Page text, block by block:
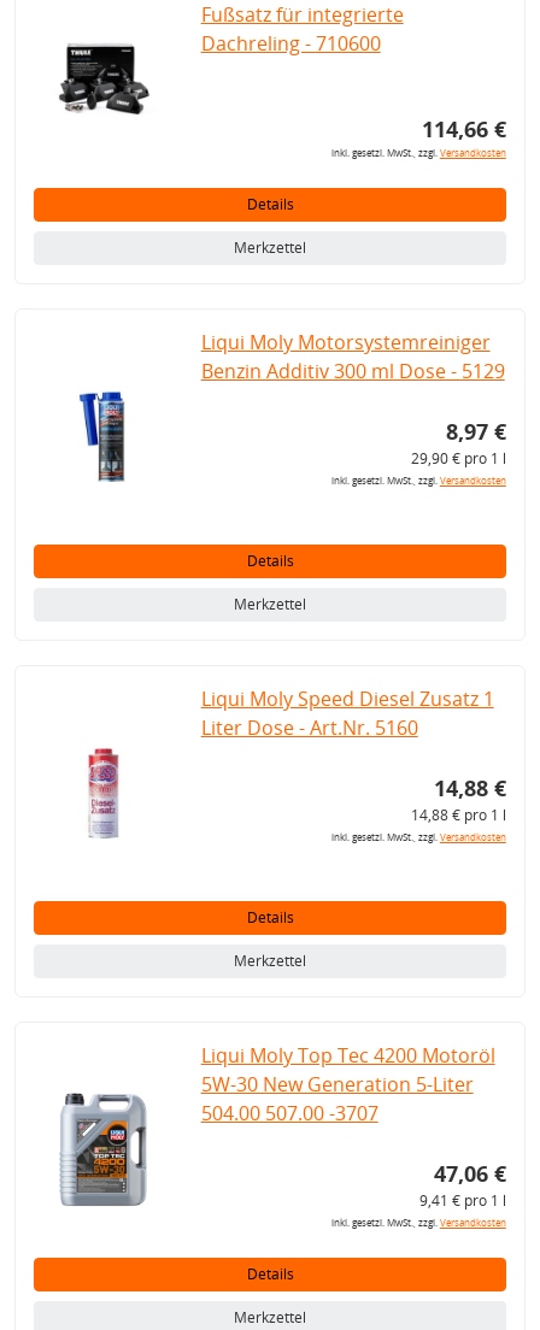
Fußsatz für integrierte
Dachreling - 710600
114,66 €
inkl. gesetzl. MwSt., zzgl.Versandkosten
Details
Merkzettel
Liqui Moly Motorsystemreiniger
Benzin Additiv 300 ml Dose - 5129
8,97 €
29,90 € pro 1 l
inkl. gesetzl. MwSt., zzgl.Versandkosten
Details
Merkzettel
Liqui Moly Speed Diesel Zusatz 1
Liter Dose - Art.Nr. 5160
14,88 €
14,88 € pro 1 l
inkl. gesetzl. MwSt., zzgl.Versandkosten
Details
Merkzettel
Liqui Moly Top Tec 4200 Motoröl
5W-30 New Generation 5-Liter
504.00 507.00 -3707
47,06 €
9,41 € pro 1 l
inkl. gesetzl. MwSt., zzgl.Versandkosten
Details
Merkzettel